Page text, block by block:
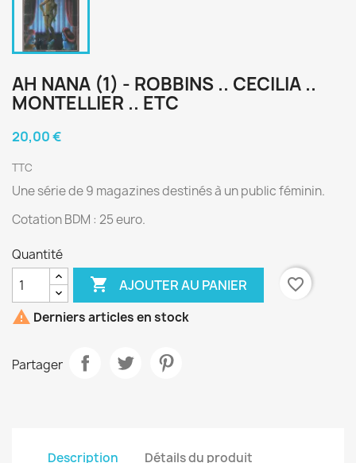
AH NANA (1) - ROBBINS .. CECILIA ..
MONTELLIER .. ETC
20,00 €
TTC
Une série de 9 magazines destinés à un public féminin.
Cotation BDM : 25 euro.
Quantité
 AJOUTER AU PANIER
favorite_border
 Derniers articles en stock
Partager
Description Détails du produit